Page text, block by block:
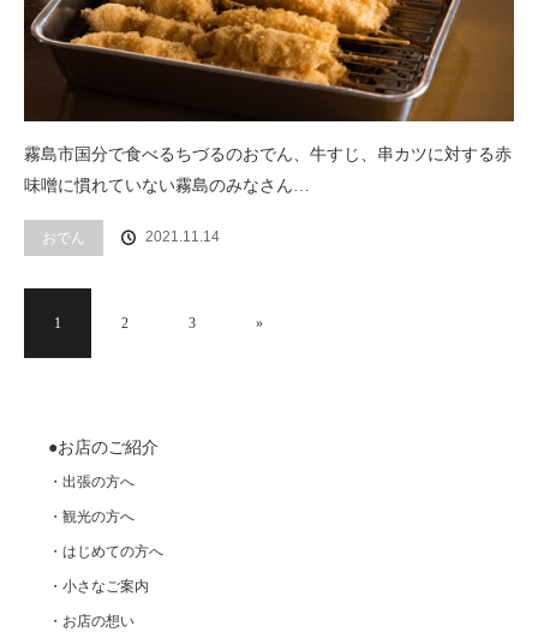
霧島市国分で食べるちづるのおでん、牛すじ、串カツに対する赤
味噌に慣れていない霧島のみなさん…
おでん 2021.11.14
1 2 3 »
●お店のご紹介
・出張の方へ
・観光の方へ
・はじめての方へ
・小さなご案内
・お店の想い